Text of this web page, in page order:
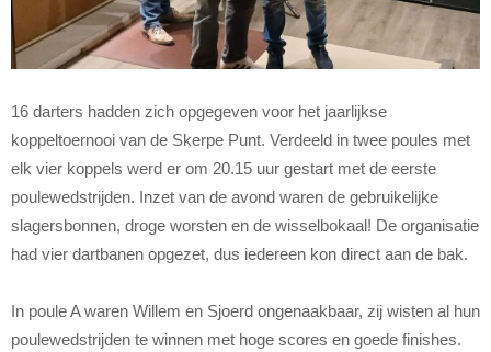
16 darters hadden zich opgegeven voor het jaarlijkse
koppeltoernooi van de Skerpe Punt. Verdeeld in twee poules met
elk vier koppels werd er om 20.15 uur gestart met de eerste
poulewedstrijden. Inzet van de avond waren de gebruikelijke
slagersbonnen, droge worsten en de wisselbokaal! De organisatie
had vier dartbanen opgezet, dus iedereen kon direct aan de bak.
In poule A waren Willem en Sjoerd ongenaakbaar, zij wisten al hun
poulewedstrijden te winnen met hoge scores en goede finishes.